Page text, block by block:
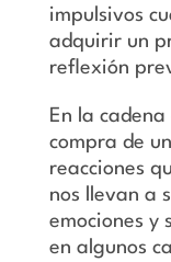
impulsivos
adquirir un
reflexión
En la
compra de
reacciones
nos llevan a
emociones y
en algunos